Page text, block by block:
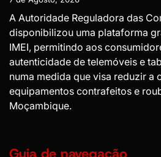
A Autoridade Reguladora das
disponibilizou uma plataforma
IMEI, permitindo aos
autenticidade de telemóveis e
numa medida que visa reduzir a
equipamentos contrafeitos e
Moçambique.
Guia de navegação